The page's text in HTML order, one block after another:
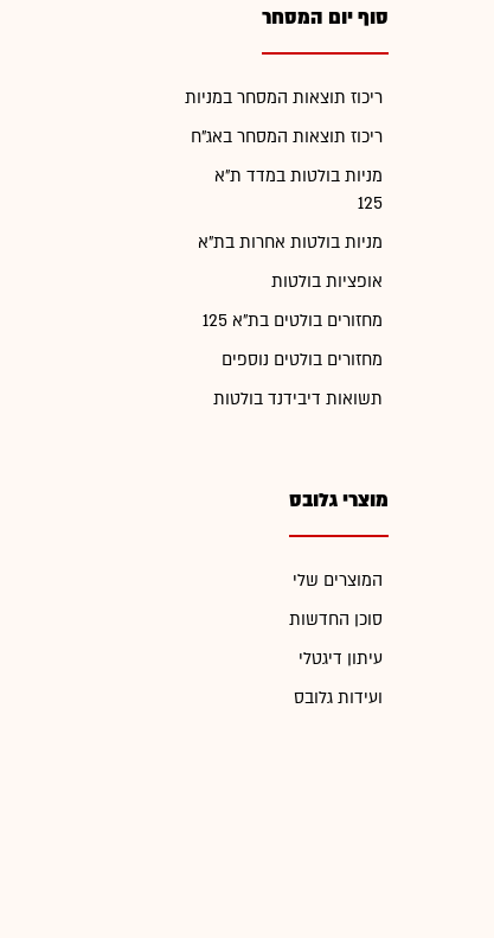
סוף יום המסחר
ריכוז תוצאות המסחר במניות
ריכוז תוצאות המסחר באג"ח
מניות בולטות במדד ת"א
125
מניות בולטות אחרות בת"א
אופציות בולטות
מחזורים בולטים בת"א 125
מחזורים בולטים נוספים
תשואות דיבידנד בולטות
מוצרי גלובס
המוצרים שלי
סוכן החדשות
עיתון דיגטלי
ועידות גלובס